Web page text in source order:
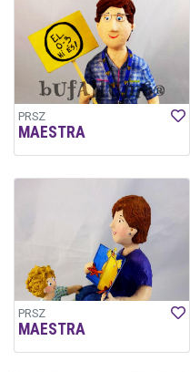
PRSZ
MAESTRA
PRSZ
MAESTRA